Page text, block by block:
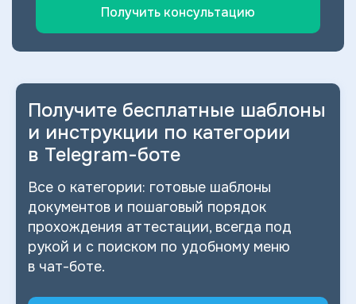
Получить консультацию
Получите бесплатные шаблоны
и инструкции по категории
в Telegram-боте
Все о категории: готовые шаблоны
документов и пошаговый порядок
прохождения аттестации, всегда под
рукой и с поиском по удобному меню
в чат-боте.